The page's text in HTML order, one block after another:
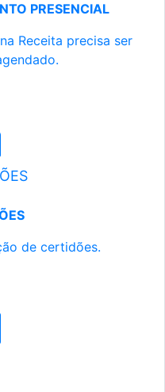
PRESENCIAL
Receita precisa ser
de certidões.